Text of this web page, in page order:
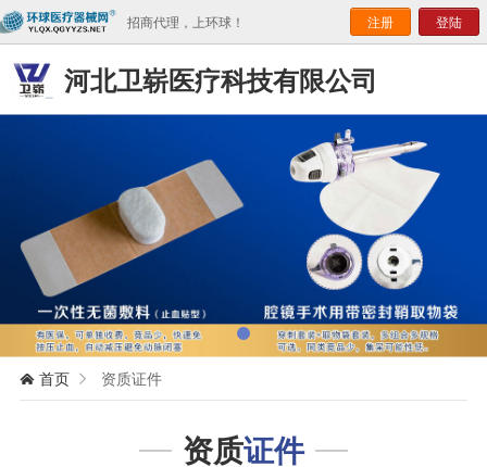
招商代理，上环球！ 注册 登陆
河北卫崭医疗科技有限公司
 首页  资质证件
资质证件